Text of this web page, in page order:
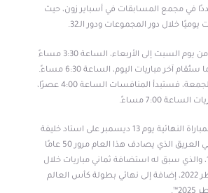
في مجمع المسابقات في أسباير زون، حيث
خلال دور المجموعات ودور الـ32.
وستنطلق المباريات من يوم السبت إلى الأربعاء، الساعة 3:30 مساءً
بالتوقيت المحلي، فيما ستُقام آخر مباريات اليوم، الساعة 6:30 مساءً.
أما يومي الخميس والجمعة، فستبدأ المنافسات الساعة 4:00 عصرًا،
7:00 مساءً.
ومن المقرر أن تُقام المباراة النهائية يوم 13 ديسمبر على استاد خليفة
الدولي، الصرح الرياضي العريق الذي يصادف هذا العام مرور 50 عامًا
على افتتاحه عام 1976، والذي سبق له استضافة ثماني مباريات خلال
كأس العالم FIFA قطر 2022، إضافة إلى نهائي بطولة كأس العالم